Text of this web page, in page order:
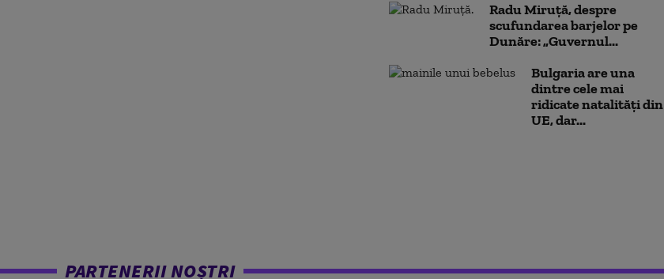
Radu Miruță, despre
scufundarea barjelor pe
Dunăre: „Guvernul...
Bulgaria are una
dintre cele mai
ridicate natalități din
UE, dar...
PARTENERII NOȘTRI